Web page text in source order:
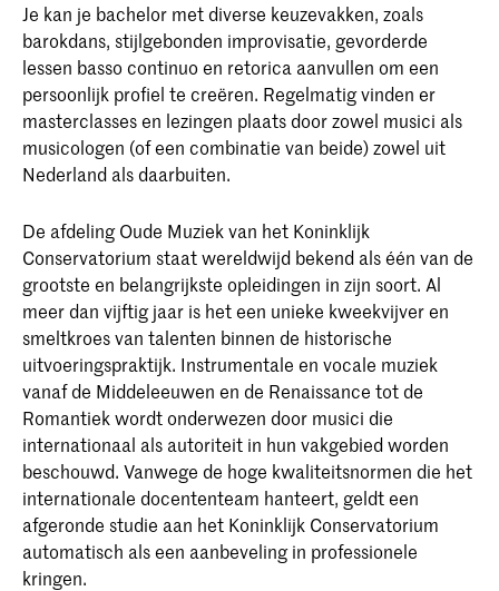
Je kan je bachelor met diverse keuzevakken, zoals
barokdans, stijlgebonden improvisatie, gevorderde
lessen basso continuo en retorica aanvullen om een
persoonlijk profiel te creëren. Regelmatig vinden er
masterclasses en lezingen plaats door zowel musici als
musicologen (of een combinatie van beide) zowel uit
Nederland als daarbuiten.
De afdeling Oude Muziek van het Koninklijk
Conservatorium staat wereldwijd bekend als één van de
grootste en belangrijkste opleidingen in zijn soort. Al
meer dan vijftig jaar is het een unieke kweekvijver en
smeltkroes van talenten binnen de historische
uitvoeringspraktijk. Instrumentale en vocale muziek
vanaf de Middeleeuwen en de Renaissance tot de
Romantiek wordt onderwezen door musici die
internationaal als autoriteit in hun vakgebied worden
beschouwd. Vanwege de hoge kwaliteitsnormen die het
internationale docententeam hanteert, geldt een
afgeronde studie aan het Koninklijk Conservatorium
automatisch als een aanbeveling in professionele
kringen.